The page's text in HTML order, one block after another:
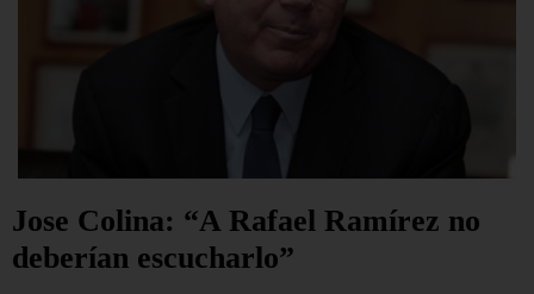
Jose Colina: “A Rafael Ramírez no
deberían escucharlo”